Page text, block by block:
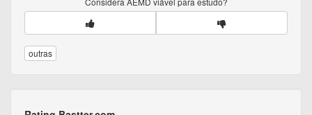
outras